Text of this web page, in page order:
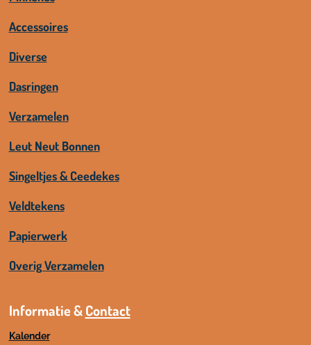
Accessoires
Diverse
Dasringen
Verzamelen
Leut Neut Bonnen
Singeltjes & Ceedekes
Veldtekens
Papierwerk
Overig Verzamelen
Informatie &Contact
Kalender